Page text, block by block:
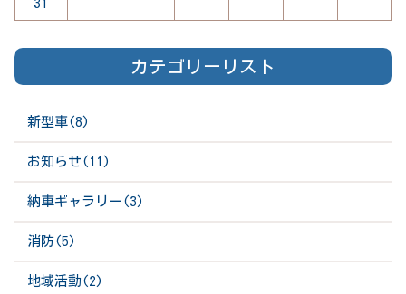
31
カテゴリーリスト
新型車(8)
お知らせ(11)
納車ギャラリー(3)
消防(5)
地域活動(2)